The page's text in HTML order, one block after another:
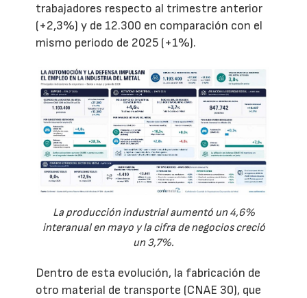
trabajadores respecto al trimestre anterior
(+2,3%) y de 12.300 en comparación con el
mismo periodo de 2025 (+1%).
La producción industrial aumentó un 4,6%
interanual en mayo y la cifra de negocios creció
un 3,7%.
Dentro de esta evolución, la fabricación de
otro material de transporte (CNAE 30), que